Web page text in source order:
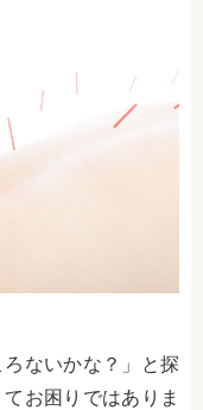
ろないかな？」と探
お困りではありま